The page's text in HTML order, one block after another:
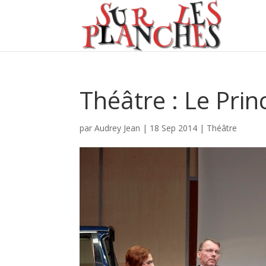
Théâtre : Le
parAudrey Jean | 18 Sep 2014 | Théâtre